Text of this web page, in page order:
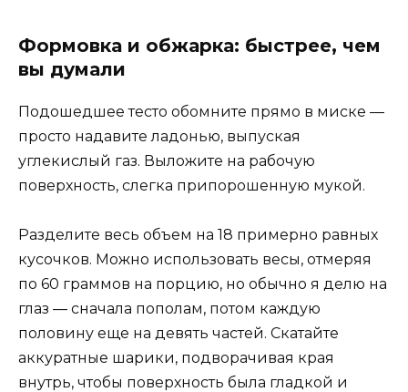
Формовка и обжарка: быстрее, чем
вы думали
Подошедшее тесто обомните прямо в миске —
просто надавите ладонью, выпуская
углекислый газ. Выложите на рабочую
поверхность, слегка припорошенную мукой.
Разделите весь объем на 18 примерно равных
кусочков. Можно использовать весы, отмеряя
по 60 граммов на порцию, но обычно я делю на
глаз — сначала пополам, потом каждую
половину еще на девять частей. Скатайте
аккуратные шарики, подворачивая края
внутрь, чтобы поверхность была гладкой и